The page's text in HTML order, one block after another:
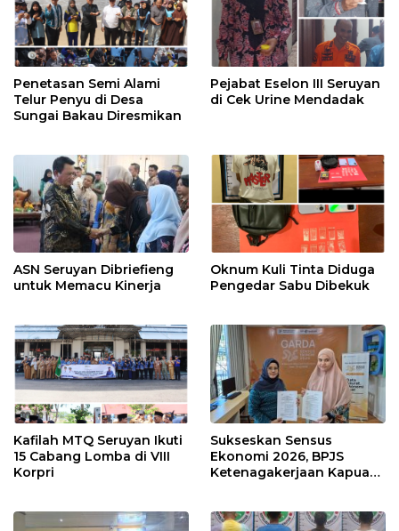
Penetasan Semi Alami
Telur Penyu di Desa
Sungai Bakau Diresmikan
Pejabat Eselon III Seruyan
di Cek Urine Mendadak
ASN Seruyan Dibriefieng
untuk Memacu Kinerja
Oknum Kuli Tinta Diduga
Pengedar Sabu Dibekuk
Kafilah MTQ Seruyan Ikuti
15 Cabang Lomba di VIII
Korpri
Sukseskan Sensus
Ekonomi 2026, BPJS
Ketenagakerjaan Kapuas